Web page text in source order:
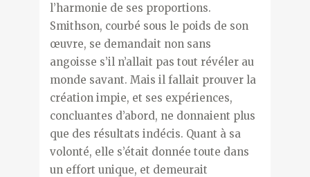
l’harmonie de ses proportions.
Smithson, courbé sous le poids de son
œuvre, se demandait non sans
angoisse s’il n’allait pas tout révéler au
monde savant. Mais il fallait prouver la
création impie, et ses expériences,
concluantes d’abord, ne donnaient plus
que des résultats indécis. Quant à sa
volonté, elle s’était donnée toute dans
un effort unique, et demeurait